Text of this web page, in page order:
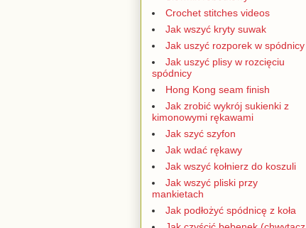
Crochet stitches videos
Jak wszyć kryty suwak
Jak uszyć rozporek w spódnicy
Jak uszyć plisy w rozcięciu
spódnicy
Hong Kong seam finish
Jak zrobić wykrój sukienki z
kimonowymi rękawami
Jak szyć szyfon
Jak wdać rękawy
Jak wszyć kołnierz do koszuli
Jak wszyć pliski przy
mankietach
Jak podłożyć spódnicę z koła